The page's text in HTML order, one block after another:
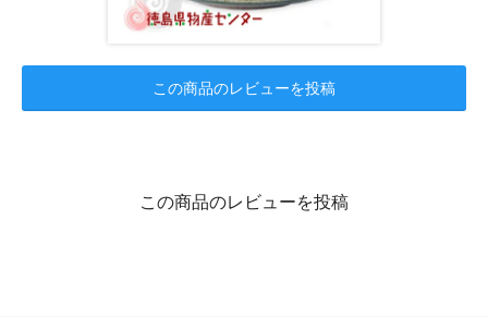
この商品のレビューを投稿
この商品のレビューを投稿